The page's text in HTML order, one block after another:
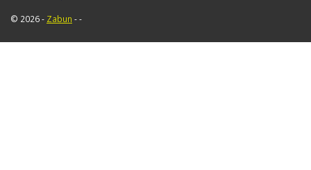
© 2026 - Zabun --